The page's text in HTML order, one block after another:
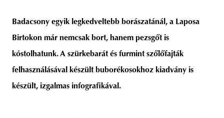
Badacsony egyik legkedveltebb borászatánál, a Laposa
Birtokon már nemcsak bort, hanem pezsgőt is
kóstolhatunk. A szürkebarát és furmint szőlőfajták
felhasználásával készült buborékosokhoz kiadvány is
készült, izgalmas infografikával.